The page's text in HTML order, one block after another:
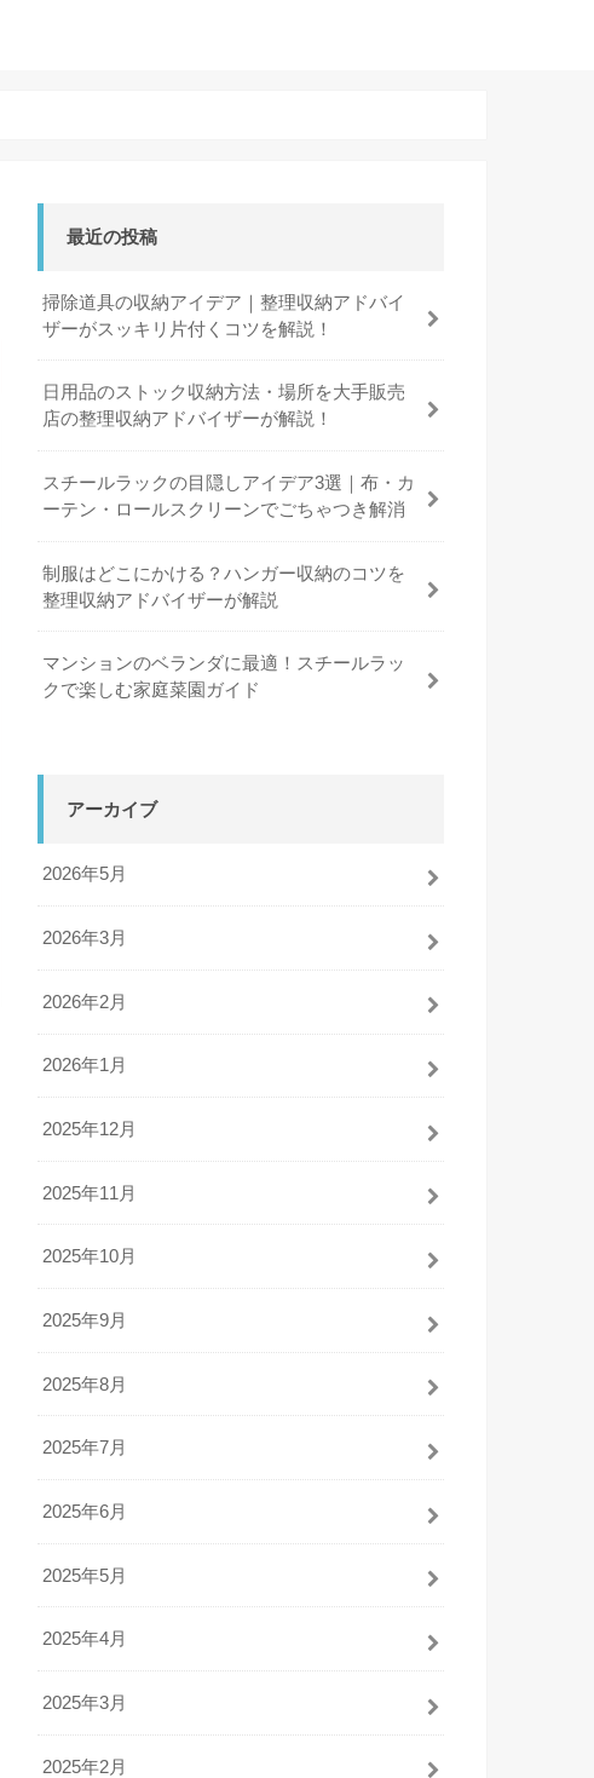
最近の投稿
掃除道具の収納アイデア｜整理収納アドバイ
ザーがスッキリ片付くコツを解説！
日用品のストック収納方法・場所を大手販売
店の整理収納アドバイザーが解説！
スチールラックの目隠しアイデア3選｜布・カ
ーテン・ロールスクリーンでごちゃつき解消
制服はどこにかける？ハンガー収納のコツを
整理収納アドバイザーが解説
マンションのベランダに最適！スチールラッ
クで楽しむ家庭菜園ガイド
アーカイブ
2026年5月
2026年3月
2026年2月
2026年1月
2025年12月
2025年11月
2025年10月
2025年9月
2025年8月
2025年7月
2025年6月
2025年5月
2025年4月
2025年3月
2025年2月